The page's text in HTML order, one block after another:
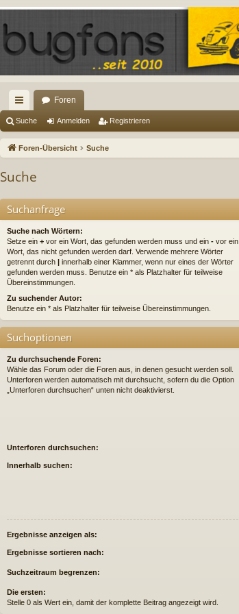
ch
ne
ug
Foren
Suche Anmelden Registrieren
Foren-Übersicht Suche
Suche
Suchanfrage
Suche nach Wörtern:
Setze ein + vor ein Wort, das gefunden werden muss und ein - vor ein
Wort, das nicht gefunden werden darf. Verwende mehrere Wörter
getrennt durch | innerhalb einer Klammer, wenn nur eines der Wörter
gefunden werden muss. Benutze ein * als Platzhalter für teilweise
Übereinstimmungen.
Zu suchender Autor:
Benutze ein * als Platzhalter für teilweise Übereinstimmungen.
Suchoptionen
Zu durchsuchende Foren:
Wähle das Forum oder die Foren aus, in denen gesucht werden soll.
Unterforen werden automatisch mit durchsucht, sofern du die Option
„Unterforen durchsuchen“ unten nicht deaktivierst.
Unterforen durchsuchen:
Innerhalb suchen:
Ergebnisse anzeigen als:
Ergebnisse sortieren nach:
Suchzeitraum begrenzen:
Die ersten:
Stelle 0 als Wert ein, damit der komplette Beitrag angezeigt wird.